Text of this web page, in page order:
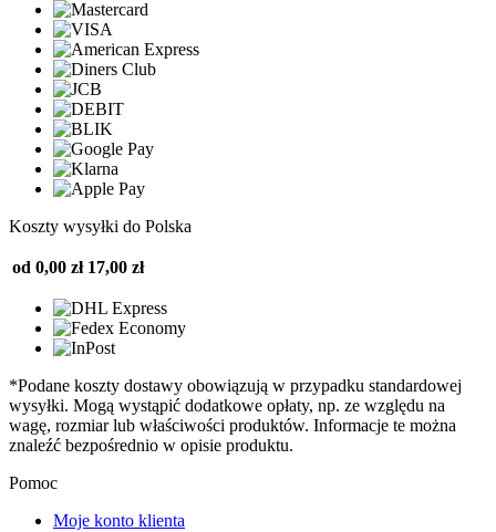
Koszty wysyłki do Polska
od 0,00 zł 17,00 zł
*Podane koszty dostawy obowiązują w przypadku standardowej
wysyłki. Mogą wystąpić dodatkowe opłaty, np. ze względu na
wagę, rozmiar lub właściwości produktów. Informacje te można
znaleźć bezpośrednio w opisie produktu.
Pomoc
Moje konto klienta